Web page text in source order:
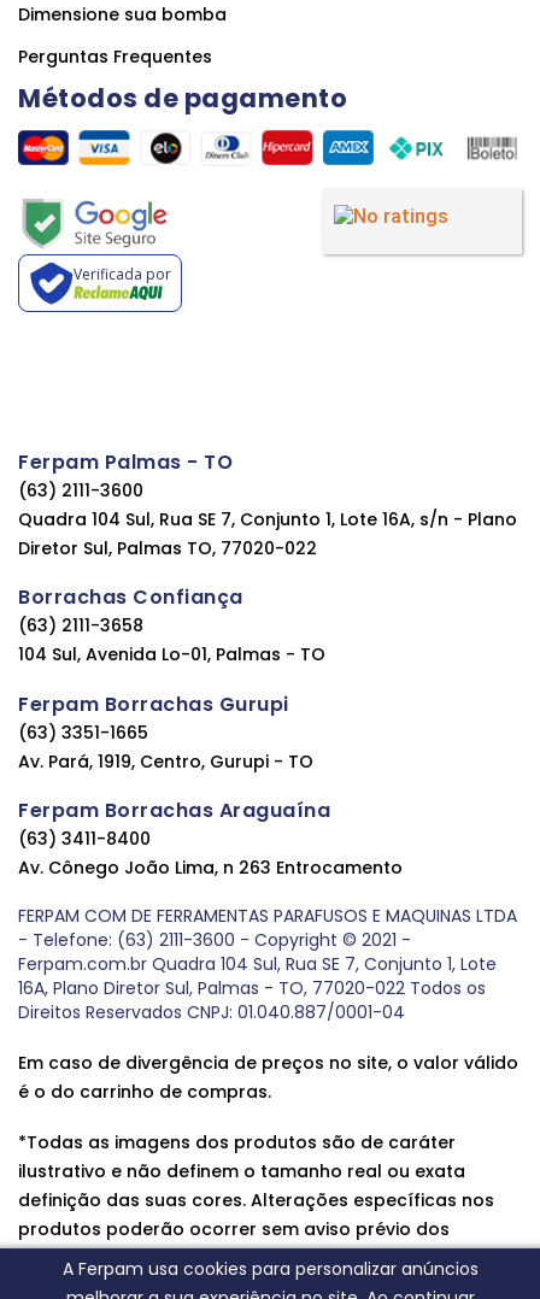
A Ferpam usa cookies para personalizar anúncios
Dimensione sua bomba
Perguntas Frequentes
Métodos de pagamento
Verificada por
Ferpam Palmas - TO
(63) 2111-3600
Quadra 104 Sul, Rua SE 7, Conjunto 1, Lote 16A, s/n - Plano
Diretor Sul, Palmas TO, 77020-022
Borrachas Confiança
(63) 2111-3658
104 Sul, Avenida Lo-01, Palmas - TO
Ferpam Borrachas Gurupi
(63) 3351-1665
Av. Pará, 1919, Centro, Gurupi - TO
Ferpam Borrachas Araguaína
(63) 3411-8400
Av. Cônego João Lima, n 263 Entrocamento
FERPAM COM DE FERRAMENTAS PARAFUSOS E MAQUINAS LTDA
- Telefone: (63) 2111-3600 - Copyright © 2021 -
Ferpam.com.br Quadra 104 Sul, Rua SE 7, Conjunto 1, Lote
16A, Plano Diretor Sul, Palmas - TO, 77020-022 Todos os
Direitos Reservados CNPJ: 01.040.887/0001-04
Em caso de divergência de preços no site, o valor válido
é o do carrinho de compras.
*Todas as imagens dos produtos são de caráter
ilustrativo e não definem o tamanho real ou exata
definição das suas cores. Alterações específicas nos
produtos poderão ocorrer sem aviso prévio dos
fornecedores, qualquer dúvida sobre nossos produtos
entre em contato conosco.